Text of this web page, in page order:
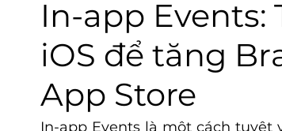
Digital marketing Marketing Report
Quảng cáo Facebook
In-app
iOS để tăng
App Store
In-app Events là một cách